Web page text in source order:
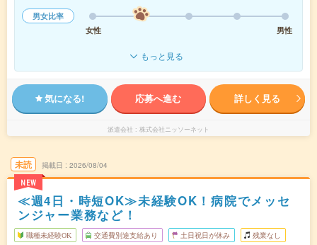
男女比率
女性
男性
もっと見る
気になる! 応募へ進む 詳しく見る
派遣会社 株式会社ニッソーネット
未読
NEW
掲載日 2026/08/04
≪週4日・時短OK≫未経験OK！病院でメッセ
ンジャー業務など！
職種未経験OK 交通費別途支給あり 土日祝日が休み 残業なし